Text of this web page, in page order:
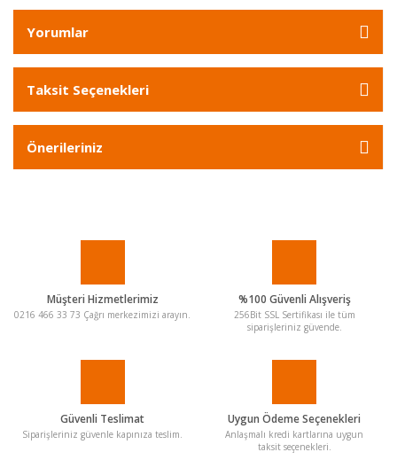
Yorumlar
Taksit Seçenekleri
Önerileriniz
Müşteri Hizmetlerimiz
0216 466 33 73 Çağrı merkezimizi arayın.
%100 Güvenli Alışveriş
256Bit SSL Sertifikası ile tüm
siparişleriniz güvende.
Güvenli Teslimat
Siparişleriniz güvenle kapınıza teslim.
Uygun Ödeme Seçenekleri
Anlaşmalı kredi kartlarına uygun
taksit seçenekleri.